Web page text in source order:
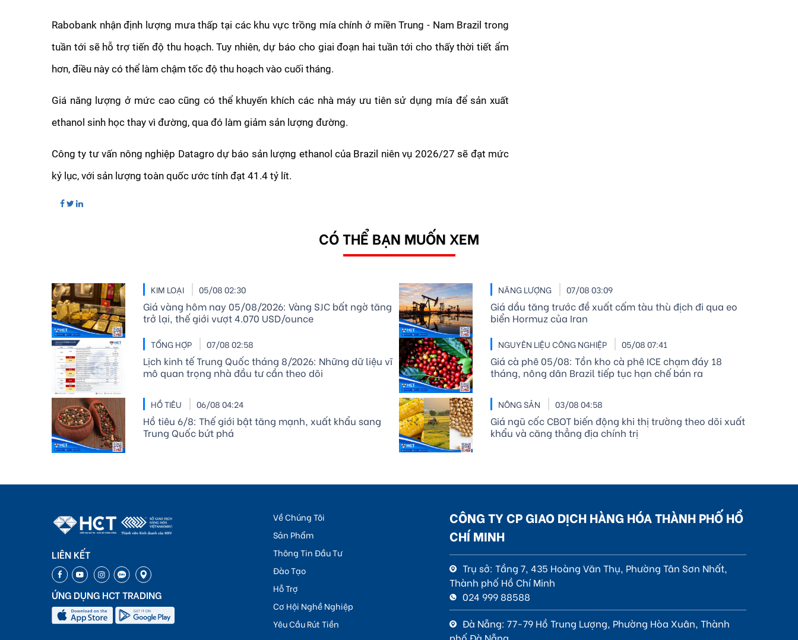
Rabobank nhận định lượng mưa thấp tại các khu vực trồng mía chính ở miền Trung - Nam Brazil trong
tuần tới sẽ hỗ trợ tiến độ thu hoạch. Tuy nhiên, dự báo cho giai đoạn hai tuần tới cho thấy thời tiết ẩm
hơn, điều này có thể làm chậm tốc độ thu hoạch vào cuối tháng.
Giá năng lượng ở mức cao cũng có thể khuyến khích các nhà máy ưu tiên sử dụng mía để sản xuất
ethanol sinh học thay vì đường, qua đó làm giảm sản lượng đường.
Công ty tư vấn nông nghiệp Datagro dự báo sản lượng ethanol của Brazil niên vụ 2026/27 sẽ đạt mức
kỷ lục, với sản lượng toàn quốc ước tính đạt 41.4 tỷ lít.
CÓ THỂ BẠN MUỐN XEM
KIM LOẠI 05/08 02:30
Giá vàng hôm nay 05/08/2026: Vàng SJC bất ngờ tăng
trở lại, thế giới vượt 4.070 USD/ounce
NĂNG LƯỢNG 07/08 03:09
Giá dầu tăng trước đề xuất cấm tàu thù địch đi qua eo
biển Hormuz của Iran
TỔNG HỢP 07/08 02:58
Lịch kinh tế Trung Quốc tháng 8/2026: Những dữ liệu vĩ
mô quan trọng nhà đầu tư cần theo dõi
NGUYÊN LIỆU CÔNG NGHIỆP 05/08 07:41
Giá cà phê 05/08: Tồn kho cà phê ICE chạm đáy 18
tháng, nông dân Brazil tiếp tục hạn chế bán ra
HỒ TIÊU 06/08 04:24
Hồ tiêu 6/8: Thế giới bật tăng mạnh, xuất khẩu sang
Trung Quốc bứt phá
NÔNG SẢN 03/08 04:58
Giá ngũ cốc CBOT biến động khi thị trường theo dõi xuất
khẩu và căng thẳng địa chính trị
LIÊN KẾT
ỨNG DỤNG HCT TRADING
Về Chúng Tôi
Sản Phẩm
Thông Tin Đầu Tư
Đào Tạo
Hỗ Trợ
Cơ Hội Nghề Nghiệp
Yêu Cầu Rút Tiền
CÔNG TY CP GIAO DỊCH HÀNG HÓA THÀNH PHỐ HỒ
CHÍ MINH
Trụ sở: Tầng 7, 435 Hoàng Văn Thụ, Phường Tân Sơn Nhất,
Thành phố Hồ Chí Minh
024 999 88588
Đà Nẵng: 77-79 Hồ Trung Lượng, Phường Hòa Xuân, Thành